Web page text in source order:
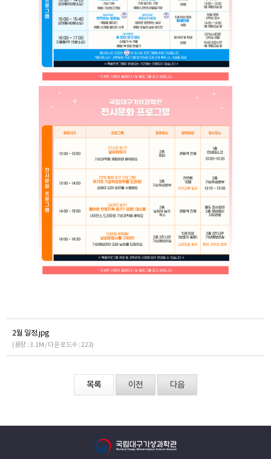
2월 일정.jpg
(용량 : 3.1M / 다운로드수 : 223)
목록 이전 다음